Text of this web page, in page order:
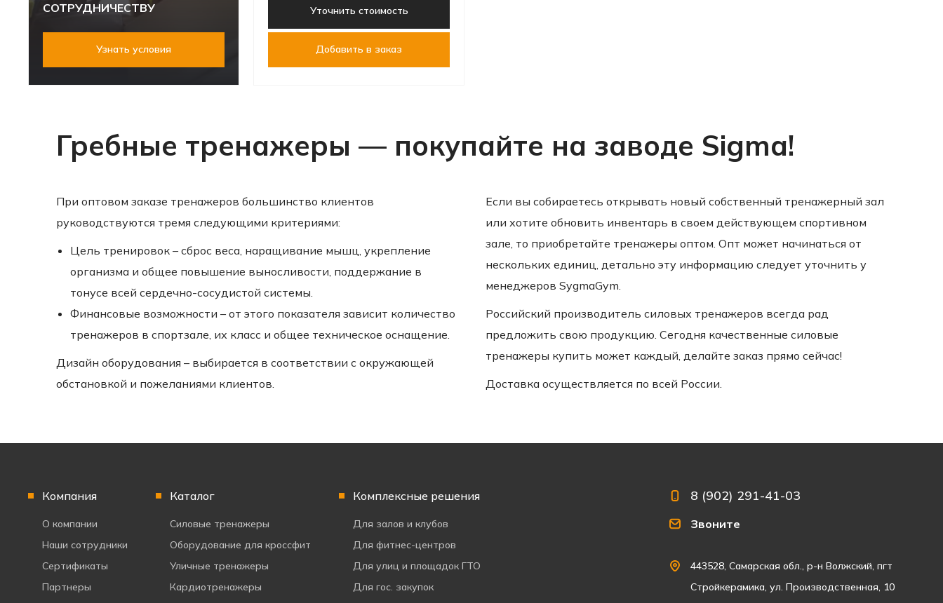
СОТРУДНИЧЕСТВУ
Узнать условия
Уточнить стоимость
Добавить в заказ
Гребные тренажеры — покупайте на заводе Sigma!
При оптовом заказе тренажеров большинство клиентов
руководствуются тремя следующими критериями:
Цель тренировок – сброс веса, наращивание мышц, укрепление
организма и общее повышение выносливости, поддержание в
тонусе всей сердечно-сосудистой системы.
Финансовые возможности – от этого показателя зависит количество
тренажеров в спортзале, их класс и общее техническое оснащение.
Дизайн оборудования – выбирается в соответствии с окружающей
обстановкой и пожеланиями клиентов.
Если вы собираетесь открывать новый собственный тренажерный зал
или хотите обновить инвентарь в своем действующем спортивном
зале, то приобретайте тренажеры оптом. Опт может начинаться от
нескольких единиц, детально эту информацию следует уточнить у
менеджеров SygmaGym.
Российский производитель силовых тренажеров всегда рад
предложить свою продукцию. Сегодня качественные силовые
тренажеры купить может каждый, делайте заказ прямо сейчас!
Доставка осуществляется по всей России.
Компания
О компании
Наши сотрудники
Сертификаты
Партнеры
Каталог
Силовые тренажеры
Оборудование для кроссфит
Уличные тренажеры
Кардиотренажеры
Комплексные решения
Для залов и клубов
Для фитнес-центров
Для улиц и площадок ГТО
Для гос. закупок
8 (902) 291-41-03
Звоните
443528, Самарская обл., р-н Волжский, пгт
Стройкерамика, ул. Производственная, 10